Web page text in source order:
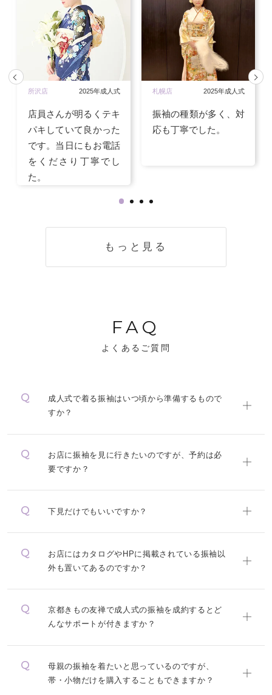
所沢店 2025年成人式
店員さんが明るくテキ
パキしていて良かった
です。当日にもお電話
をくださり丁寧でし
た。
札幌店 2025年成人式
振袖の種類が多く、対
応も丁寧でした。
もっと見る
FAQ
よくあるご質問
成人式で着る振袖はいつ頃から準備するもので
すか？
お店に振袖を見に行きたいのですが、予約は必
要ですか？
下見だけでもいいですか？
お店にはカタログやHPに掲載されている振袖以
外も置いてあるのですか？
京都きもの友禅で成人式の振袖を成約するとど
んなサポートが付きますか？
母親の振袖を着たいと思っているのですが、
帯・小物だけを購入することもできますか？